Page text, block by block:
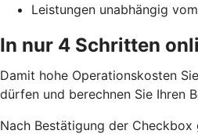
Leistungen unabhängig
In nur 4 Schritten
Damit hohe Operationskosten
dürfen und berechnen Sie Ihren
Nach Bestätigung der Checkbox